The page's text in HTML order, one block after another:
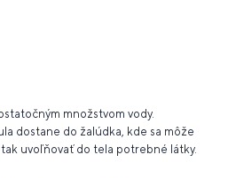
množstvom vody.
dostane do žalúdka, kde sa môže
uvoľňovať do tela potrebné látky.